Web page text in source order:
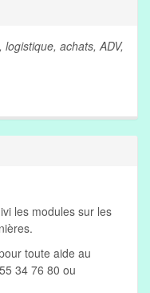
achats, ADV,
les modules sur les
toute aide au
34 76 80 ou